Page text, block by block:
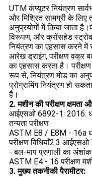
UTM कंप्यूटर नियंत्रण
और मिश्रित सामग्री के
अनुप्रयोगों में किया जाता
विरूपण, और क्रॉसहेड
नियंत्रण का एहसास करने में
आरेख ड्राइंग, परीक्षण
का एहसास करता है। परीक्षण
रूप से, नियंत्रण मोड का
प्रोग्रामिंग नियंत्रण हो
हैं।
2. मशीन की परीक्षण क्षमता
आईएसओ 6892-1: 2016:
तन्यता परीक्षण
ASTM E8 / E8M - 16a
परीक्षण विधियाँ2.3 आईएसओ
- बल-माप प्रणाली का
ASTM E4 - 16 परीक्षण
3. मुख्य तकनीकी पैरामीटर: